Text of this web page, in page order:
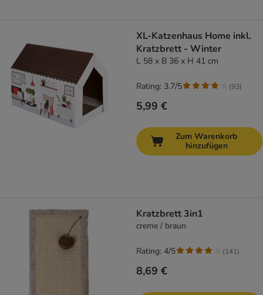
XL-Katzenhaus Home inkl.
Kratzbrett - Winter
L 58 x B 36 x H 41 cm
5,99 €
Rating: 3.7/5 (93)
Zum Warenkorb
hinzufügen
Kratzbrett 3in1
creme / braun
8,69 €
Rating: 4/5 (141)